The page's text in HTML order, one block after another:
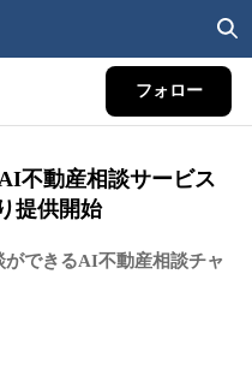
フォロー
不動産相談サービス
提供開始
できるAI不動産相談チャ